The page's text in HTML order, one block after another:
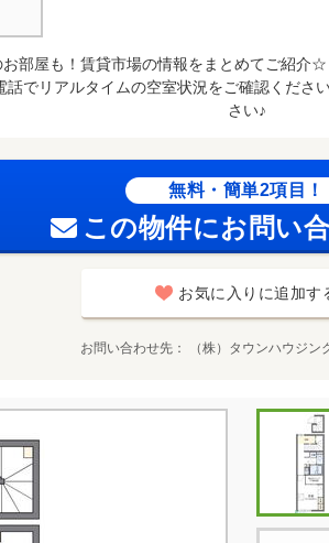
お部屋も！賃貸市場の情報をまとめてご紹
話でリアルタイムの空室状況をご確認くだ
さい♪
無料・簡単2項目！
この物件にお問い
お気に入りに追加す
お問い合わせ先 （株）タウンハウジン